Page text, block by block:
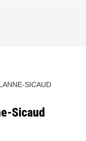
SICAUD
Sicaud